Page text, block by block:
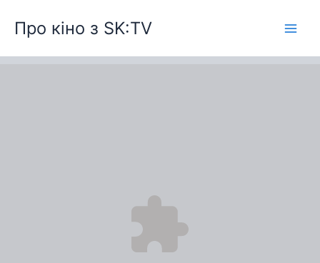
вмісту
Про кіно з SK:TV